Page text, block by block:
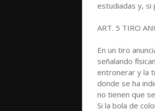
estudiadas y, si
ART. 5 TIRO
En un tiro
señalando
entronerar y la
donde se ha
no tienen que
Si la bola de